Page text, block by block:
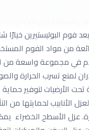
البوليستيرين خيارًا
من مواد الفوم
في مجموعة واسعة
لمنع تسرب الحرارة
الأرضيات لتوفير
الأنابيب لحمايتها من
عزل الأسطح